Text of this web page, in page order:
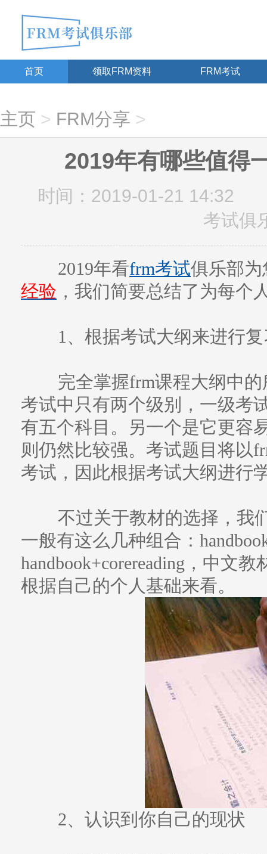
首页 领取FRM资料 FRM考试
主页 > FRM分享 >
2019年有哪些值得
时间：2019-01-21 14:32
考试俱
2019年看frm考试俱乐部
经验 ，我们简要总结了为每个
1、根据考试大纲来进行复
完全掌握frm课程大纲中的
考试中只有两个级别，一级考
有五个科目。另一个是它更容
则仍然比较强。考试题目将以
考试，因此根据考试大纲进行
不过关于教材的选择，我
一般有这么几种组合：
handbook+corereading，中文
根据自己的个人基础来看。
2、认识到你自己的现状